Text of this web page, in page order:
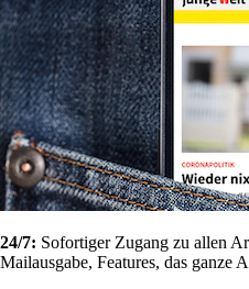
24/7: Sofortiger Zugang zu allen
Mailausgabe, Features, das ganze